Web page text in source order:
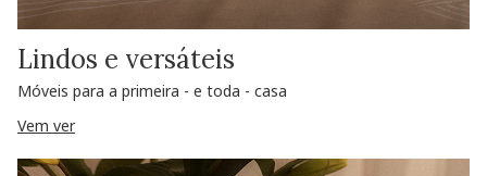
Lindos e versáteis
Móveis para a primeira - e toda - casa
Vem ver